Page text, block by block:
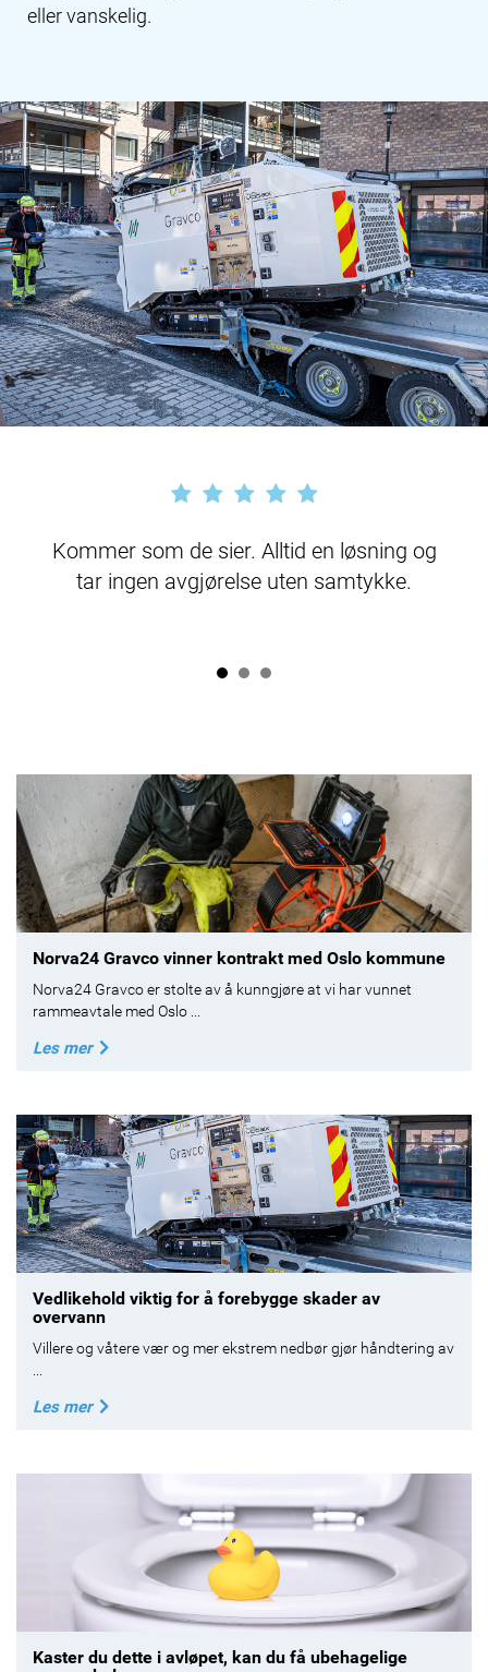
eller vanskelig.
Kommer som de sier. Alltid en løsning og
tar ingen avgjørelse uten samtykke.
Norva24 Gravco vinner kontrakt med Oslo kommune
Norva24 Gravco er stolte av å kunngjøre at vi har vunnet
rammeavtale med Oslo ...
Les mer
Vedlikehold viktig for å forebygge skader av
overvann
Villere og våtere vær og mer ekstrem nedbør gjør håndtering av
Les mer
Kaster du dette i avløpet, kan du få ubehagelige